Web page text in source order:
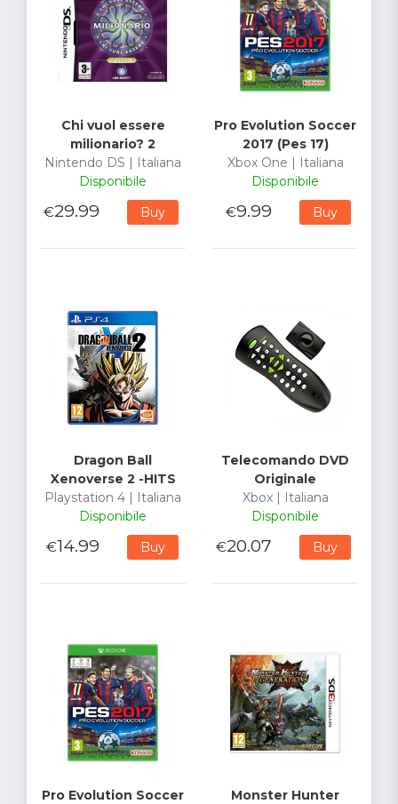
Chi vuol essere
milionario? 2
Nintendo DS | Italiana
Disponibile
€29.99 Buy
Pro Evolution Soccer
2017 (Pes 17)
Xbox One | Italiana
Disponibile
€9.99 Buy
Dragon Ball
Xenoverse 2 -HITS
Playstation 4 | Italiana
Disponibile
€14.99 Buy
Telecomando DVD
Originale
Xbox | Italiana
Disponibile
€20.07 Buy
Pro Evolution Soccer
Monster Hunter